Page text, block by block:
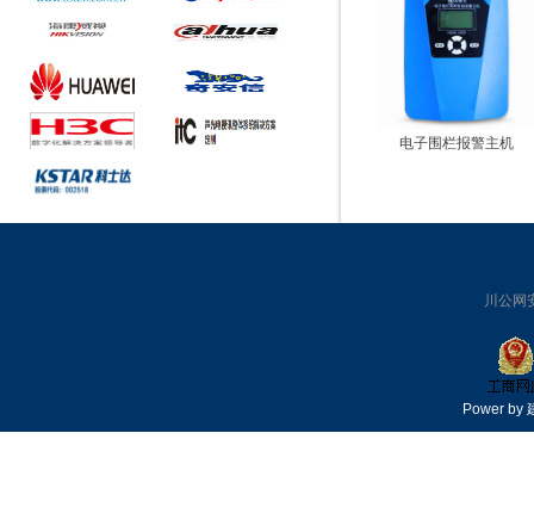
电子围栏报警主机
川公网
Power by